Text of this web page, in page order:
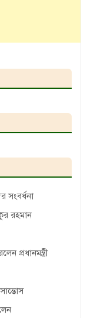
সংবর্ধনা
রহমান
প্রধানমন্ত্রী